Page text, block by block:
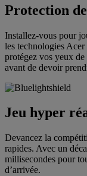
Protection
Installez-vous pour
les technologies
protégez vos yeux
avant de devoir
Jeu hyper
Devancez la
rapides. Avec un
millisecondes pour
d’arrivée.